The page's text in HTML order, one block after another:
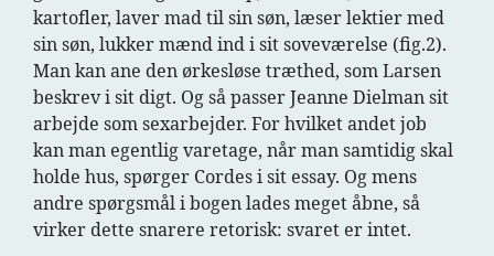
kartofler, laver mad til sin søn, læser lektier med
sin søn, lukker mænd ind i sit soveværelse (fig.2).
Man kan ane den ørkesløse træthed, som Larsen
beskrev i sit digt. Og så passer Jeanne Dielman sit
arbejde som sexarbejder. For hvilket andet job
kan man egentlig varetage, når man samtidig skal
holde hus, spørger Cordes i sit essay. Og mens
andre spørgsmål i bogen lades meget åbne, så
virker dette snarere retorisk: svaret er intet.